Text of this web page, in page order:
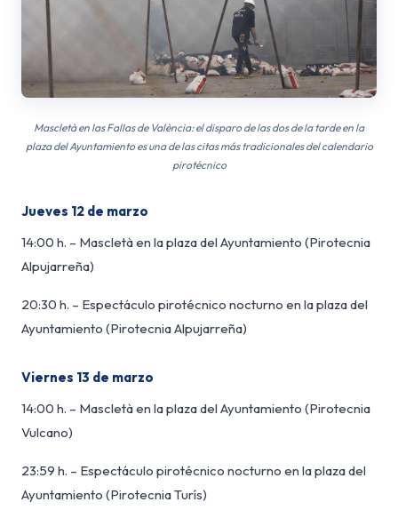
Mascletà en las Fallas de València: el disparo de las dos de la tarde en la
plaza del Ayuntamiento es una de las citas más tradicionales del calendario
pirotécnico
Jueves 12 de marzo
14:00 h. – Mascletà en la plaza del Ayuntamiento (Pirotecnia
Alpujarreña)
20:30 h. – Espectáculo pirotécnico nocturno en la plaza del
Ayuntamiento (Pirotecnia Alpujarreña)
Viernes 13 de marzo
14:00 h. – Mascletà en la plaza del Ayuntamiento (Pirotecnia
Vulcano)
23:59 h. – Espectáculo pirotécnico nocturno en la plaza del
Ayuntamiento (Pirotecnia Turís)